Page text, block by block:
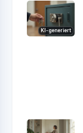
KI-generiert